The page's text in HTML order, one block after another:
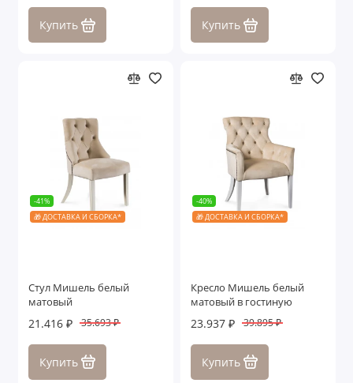
Купить Купить
-41%
🎁 ДОСТАВКА И СБОРКА*
Стул Мишель белый
матовый
21.416 ₽ 35.693 ₽
Купить
-40%
🎁 ДОСТАВКА И СБОРКА*
Кресло Мишель белый
матовый в гостиную
23.937 ₽ 39.895 ₽
Купить